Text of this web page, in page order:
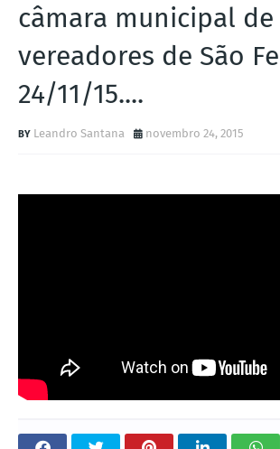
câmara municipal de
vereadores de São
24/11/15....
Leandro Santana novembro 24, 2015